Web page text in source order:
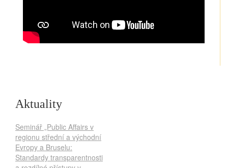
Aktuality
Seminář „Public Affairs v
regionu střední a východní
Evropy a Bruselu:
Standardy transparentnosti